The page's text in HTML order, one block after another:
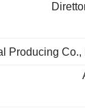
Producing Co.,